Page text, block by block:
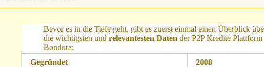
Bevor es in die Tiefe geht, gibt es zuerst einmal einen Überblick
die wichtigsten und relevantesten Daten der P2P Kredite Plattform
Bondora:
Gegründet
2008